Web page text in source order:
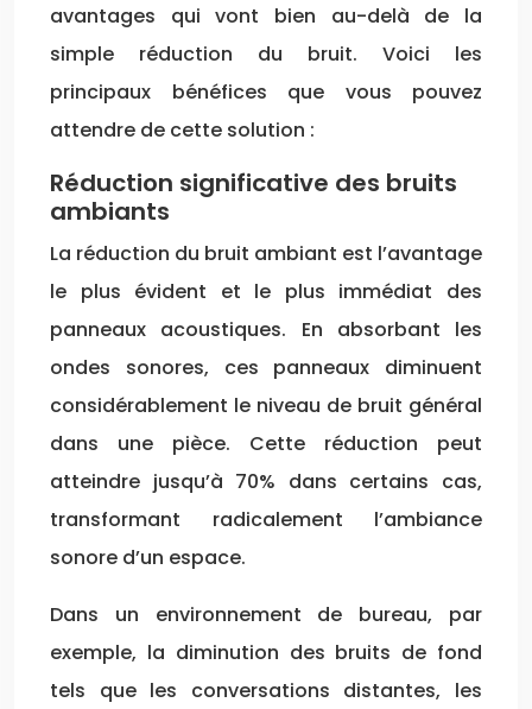
avantages qui vont bien au-delà de la
simple réduction du bruit. Voici les
principaux bénéfices que vous pouvez
attendre de cette solution :
Réduction significative des bruits
ambiants
La réduction du bruit ambiant est l’avantage
le plus évident et le plus immédiat des
panneaux acoustiques. En absorbant les
ondes sonores, ces panneaux diminuent
considérablement le niveau de bruit général
dans une pièce. Cette réduction peut
atteindre jusqu’à 70% dans certains cas,
transformant radicalement l’ambiance
sonore d’un espace.
Dans un environnement de bureau, par
exemple, la diminution des bruits de fond
tels que les conversations distantes, les